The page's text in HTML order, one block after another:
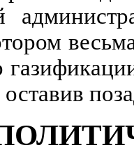
оставив